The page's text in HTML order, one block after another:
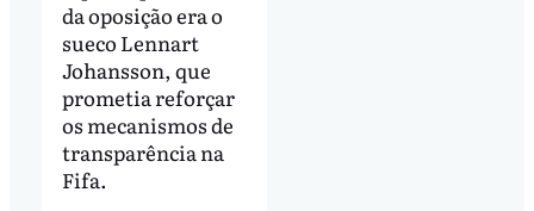
da oposição era o
sueco Lennart
Johansson, que
prometia reforçar
os mecanismos de
transparência na
Fifa.